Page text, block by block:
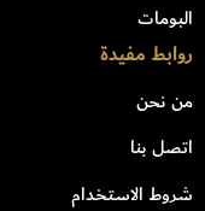
البومات
روابط مفيدة
من نحن
اتصل بنا
شروط الاستخدام